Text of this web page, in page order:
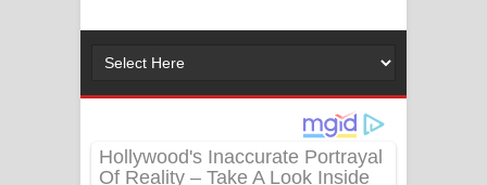
Niwuna Numba Hinda Song Lyrics -
Numba Dun Aadare Song Lyrics - නුඹ
දුන් ආදරේ ගීතයේ පද පෙළ